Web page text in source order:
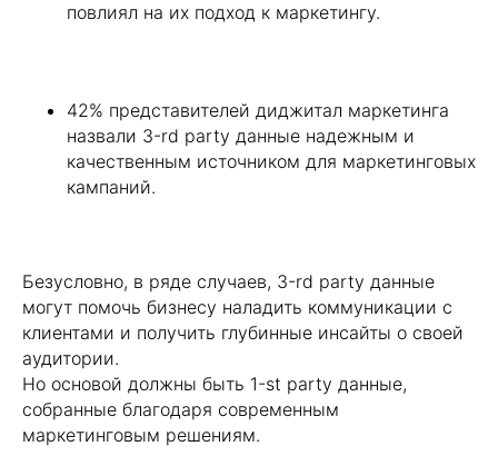
повлиял на их подход к маркетингу.
42% представителей диджитал маркетинга
назвали 3-rd party данные надежным и
качественным источником для маркетинговых
кампаний.
Безусловно, в ряде случаев, 3-rd party данные
могут помочь бизнесу наладить коммуникации с
клиентами и получить глубинные инсайты о своей
аудитории.
Но основой должны быть 1-st party данные,
собранные благодаря современным
маркетинговым решениям.
Хотите усилить ваш
маркетинг?